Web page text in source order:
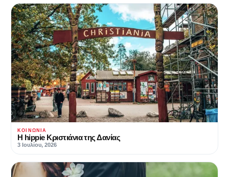
ΚΟΙΝΩΝΊΑ
Η hippie Κριστιάνια της Δανίας
3 Ιουλίου, 2026